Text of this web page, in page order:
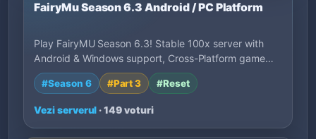
FairyMu Season 6.3 Android / PC Platform
Play FairyMU Season 6.3! Stable 100x server with
Android & Windows support, Cross-Platform game…
#Season 6 #Part 3 #Reset
Vezi serverul · 149 voturi